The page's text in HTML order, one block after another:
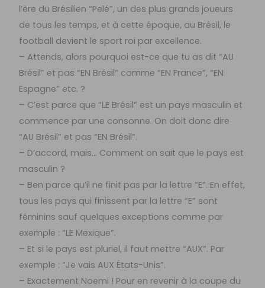
l’ère du Brésilien “Pelé”, un des plus grands joueurs
de tous les temps, et à cette époque, au Brésil, le
football devient le sport roi par excellence.
– Attends, alors pourquoi est-ce que tu as dit “AU
Brésil” et pas “EN Brésil” comme “EN France”, “EN
Espagne” etc. ?
– C’est parce que “LE Brésil” est un pays masculin et
commence par une consonne. On doit donc dire
“AU Brésil” et pas “EN Brésil”.
– D’accord, mais… Comment on sait que le pays est
masculin ?
– Ben parce qu’il ne finit pas par la lettre “E”. En effet,
tous les pays qui finissent par la lettre “E” sont
féminins sauf quelques exceptions comme par
exemple : “LE Mexique”.
– Et si le pays est pluriel, il faut mettre “AUX”. Par
exemple : “Je vais AUX États-Unis”.
– Exactement Noemi ! Pour en revenir à la coupe du